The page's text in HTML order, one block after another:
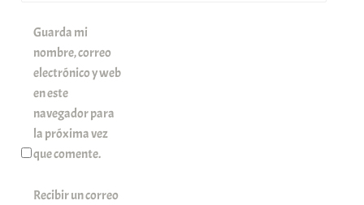
Guarda mi
nombre, correo
electrónico y web
en este
navegador para
la próxima vez
que comente.
Recibir un correo